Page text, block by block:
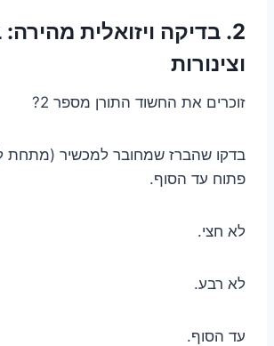
2. בדיקה ויזואלית מהירה:
וצינורות
זוכרים את החשוד התורן מספר 2?
בדקו שהברז שמחובר למכשיר (מתחת
פתוח עד הסוף.
לא חצי.
לא רבע.
עד הסוף.